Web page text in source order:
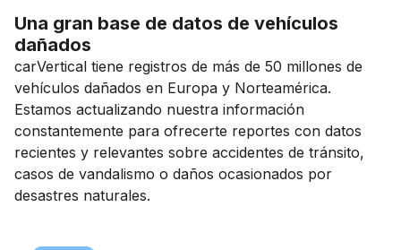
Una gran base de datos de vehículos
dañados
carVertical tiene registros de más de 50 millones de
vehículos dañados en Europa y Norteamérica.
Estamos actualizando nuestra información
constantemente para ofrecerte reportes con datos
recientes y relevantes sobre accidentes de tránsito,
casos de vandalismo o daños ocasionados por
desastres naturales.